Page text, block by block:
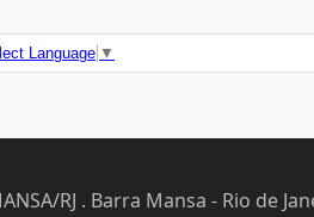
Language ▼
RJ . Barra Mansa - Rio de